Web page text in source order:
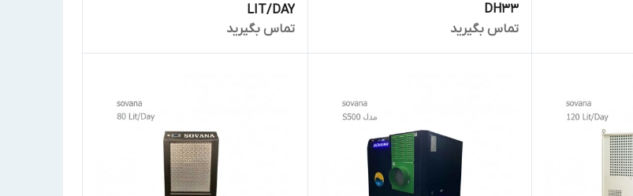
DH33
تماس بگیرید
LIT/DAY
تماس بگیرید